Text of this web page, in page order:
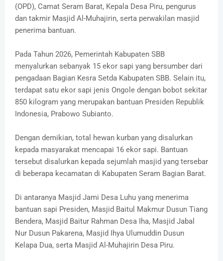
(OPD), Camat Seram Barat, Kepala Desa Piru, pengurus
dan takmir Masjid Al-Muhajirin, serta perwakilan masjid
penerima bantuan.
Pada Tahun 2026, Pemerintah Kabupaten SBB
menyalurkan sebanyak 15 ekor sapi yang bersumber dari
pengadaan Bagian Kesra Setda Kabupaten SBB. Selain itu,
terdapat satu ekor sapi jenis Ongole dengan bobot sekitar
850 kilogram yang merupakan bantuan Presiden Republik
Indonesia, Prabowo Subianto.
Dengan demikian, total hewan kurban yang disalurkan
kepada masyarakat mencapai 16 ekor sapi. Bantuan
tersebut disalurkan kepada sejumlah masjid yang tersebar
di beberapa kecamatan di Kabupaten Seram Bagian Barat.
Di antaranya Masjid Jami Desa Luhu yang menerima
bantuan sapi Presiden, Masjid Baitul Makmur Dusun Tiang
Bendera, Masjid Baitur Rahman Desa Iha, Masjid Jabal
Nur Dusun Pakarena, Masjid Ihya Ulumuddin Dusun
Kelapa Dua, serta Masjid Al-Muhajirin Desa Piru.